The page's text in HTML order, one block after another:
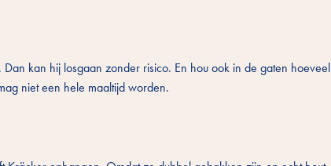
kan hij losgaan zonder risico. En hou ook in de gaten hoeveel
niet een hele maaltijd worden.